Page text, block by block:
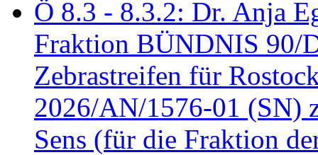
Ö 8.3 - 8.3.2: Dr. Anja
Fraktion BÜNDNIS 90/
Zebrastreifen für
2026/AN/1576-01 (SN)
Sens (für die Fraktion